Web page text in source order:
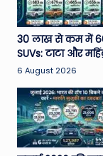
30 लाख से कम में
SUVs: टाटा और
6 August 2026